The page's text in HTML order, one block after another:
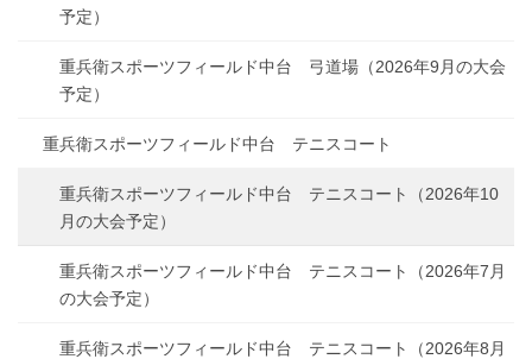
予定）
重兵衛スポーツフィールド中台 弓道場（2026年9月の大会
予定）
重兵衛スポーツフィールド中台 テニスコート
重兵衛スポーツフィールド中台 テニスコート（2026年10
月の大会予定）
重兵衛スポーツフィールド中台 テニスコート（2026年7月
の大会予定）
重兵衛スポーツフィールド中台 テニスコート（2026年8月